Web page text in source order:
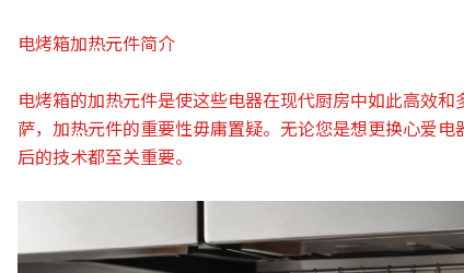
电烤箱加热元件简介
电烤箱的加热元件是使这些电器在现代厨房中如此高效
萨，加热元件的重要性毋庸置疑。无论您是想更换心爱
后的技术都至关重要。